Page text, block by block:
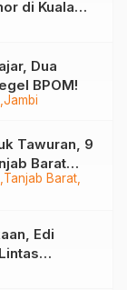
di Kuala
Jambi
Dua
BPOM!
Tanjab Barat
Tawuran, 9
Barat
Edi